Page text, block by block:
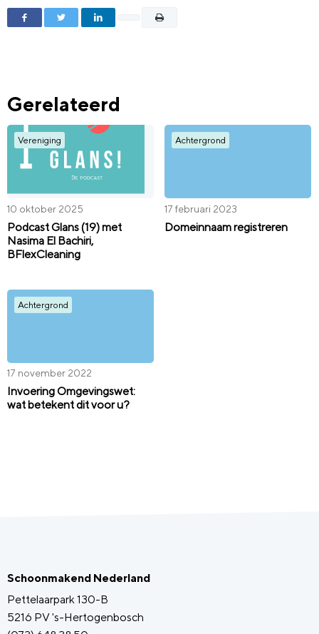
Gerelateerd
Vereniging
10 oktober 2025
Podcast Glans (19) met
Nasima El Bachiri,
BFlexCleaning
Achtergrond
17 februari 2023
Domeinnaam registreren
Achtergrond
17 november 2022
Invoering Omgevingswet:
wat betekent dit voor u?
Schoonmakend Nederland
Pettelaarpark 130-B
5216 PV 's-Hertogenbosch